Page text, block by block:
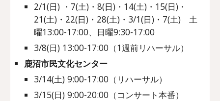
2/1(日) ・7(土)・8(日)・14(土)・15(日)・
21(土)・22(日)・28(土)・ 3/1(日)・7(土) 土
曜13:00-17:00、日曜9:30-17:00
3/8(日) 13:00-17:00（1週前リハーサル）
鹿沼市民文化センター
3/14(土)9:00-17:00（リハーサル）
3/15(日) 9:00-20:00（コンサート本番）